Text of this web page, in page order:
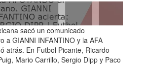
sacó un comunicado
a GIANNI INFANTINO y la AFA
atrás. En Futbol Picante, Ricardo
Mario Carrillo, Sergio Dipp y Paco